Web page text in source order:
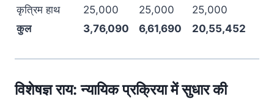
कृत्रिम हाथ
25,000 25,000
25,000
कुल
3,76,090 6,61,690 20,55,452
विशेषज्ञ राय: न्यायिक प्रक्रिया में सुधार की